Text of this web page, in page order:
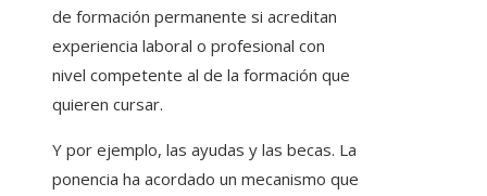
de formación permanente si acreditan
experiencia laboral o profesional con
nivel competente al de la formación que
quieren cursar.
Y por ejemplo, las ayudas y las becas. La
ponencia ha acordado un mecanismo que